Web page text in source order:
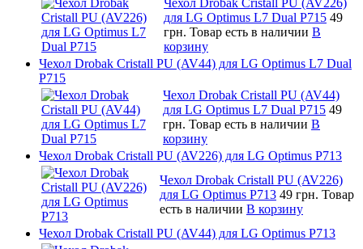
для LG Optimus L7 Dual P715 49
грн. Товар есть в наличии В
корзину
Чехол Drobak Cristall PU (AV44) для LG Optimus L7 Dual
P715
Чехол Drobak Cristall PU (AV44)
для LG Optimus L7 Dual P715 49
грн. Товар есть в наличии В
корзину
Чехол Drobak Cristall PU (AV226) для LG Optimus P713
Чехол Drobak Cristall PU (AV226)
для LG Optimus P713 49 грн. Товар
есть в наличии В корзину
Чехол Drobak Cristall PU (AV44) для LG Optimus P713